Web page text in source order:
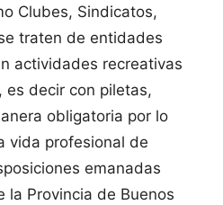
Clubes, Sindicatos,
traten de entidades
actividades recreativas
es decir con piletas,
obligatoria por lo
vida profesional de
emanadas
la Provincia de Buenos